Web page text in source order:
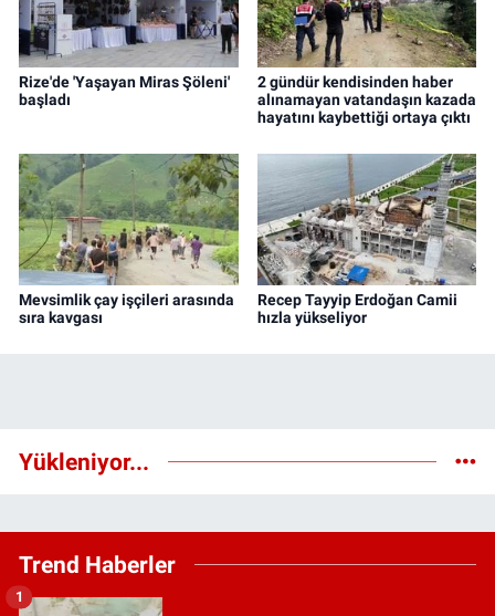
Rize'de 'Yaşayan Miras Şöleni'
başladı
2 gündür kendisinden haber
alınamayan vatandaşın kazada
hayatını kaybettiği ortaya çıktı
Mevsimlik çay işçileri arasında
sıra kavgası
Recep Tayyip Erdoğan Camii
hızla yükseliyor
Yükleniyor...
Trend Haberler
1